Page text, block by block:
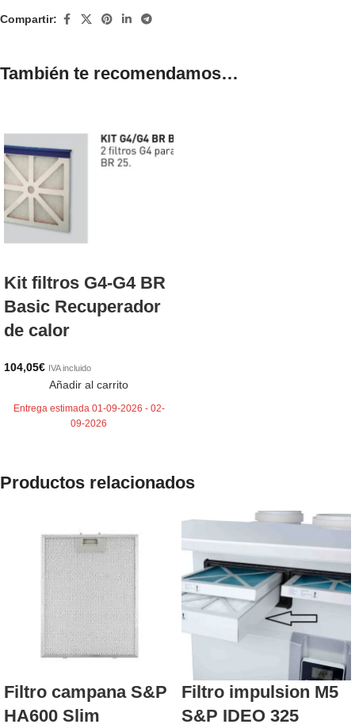
Compartir:
También te recomendamos…
Kit filtros G4-G4 BR
Basic Recuperador
de calor
104,05€ IVA incluido
Añadir al carrito
Entrega estimada 01-09-2026 - 02-
09-2026
Productos relacionados
Filtro campana S&P
HA600 Slim
Filtro impulsion M5
S&P IDEO 325